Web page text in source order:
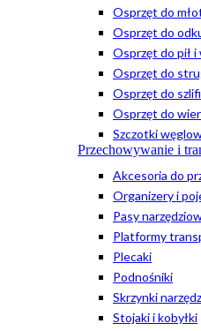
Osprzęt do
Osprzęt do
Osprzęt do pił
Osprzęt do
Osprzęt do
Osprzęt do
Szczotki
Przechowywanie i
Akcesoria do
Organizery i
Pasy
Platformy
Plecaki
Podnośniki
Skrzynki
Stojaki i kobyłki